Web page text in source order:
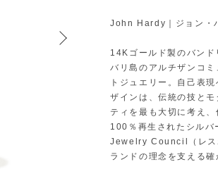
John Hardy｜ジョン・
14Kゴールド製のバンド
バリ島のアルチザンコ
トジュエリー。自己表
ザインは、伝統の技と
ティを最も大切に考え
100％再生されたシル
Jewelry Council（レス
ランドの理念を支える確